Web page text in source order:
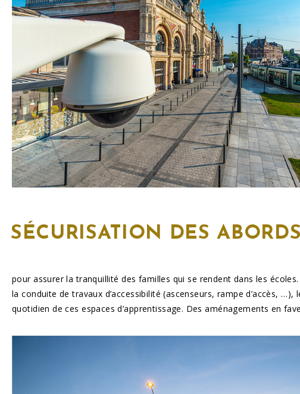
SÉCURISATION DES
pour assurer la tranquillité des familles qui se rendent dans les
la conduite de travaux d’accessibilité (ascenseurs, rampe d’accès,
quotidien de ces espaces d’apprentissage. Des aménagements en